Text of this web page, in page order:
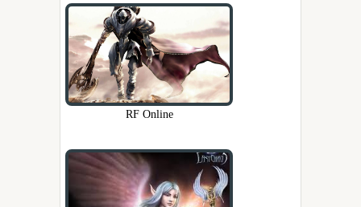
RF Online